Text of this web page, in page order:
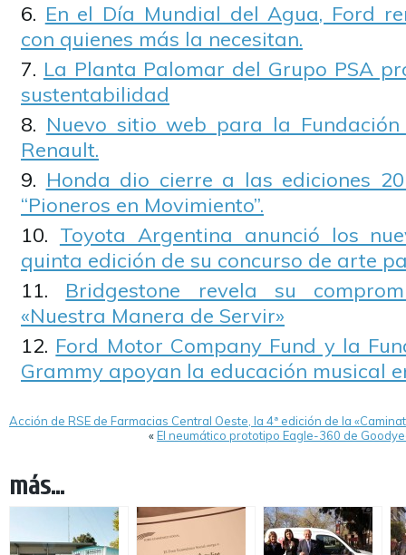
En el Día Mundial del Agua, Ford
con quienes más la necesitan.
La Planta Palomar del Grupo PSA
sustentabilidad
Nuevo sitio web para la Fundación
Renault.
Honda dio cierre a las ediciones
“Pioneros en Movimiento”.
Toyota Argentina anunció los
quinta edición de su concurso de arte
Bridgestone revela su
«Nuestra Manera de Servir»
Ford Motor Company Fund y la
Grammy apoyan la educación musical
Acción de RSE de Farmacias Central Oeste, la 4ª edición de la
«El neumático prototipo Eagle-360 de
más...